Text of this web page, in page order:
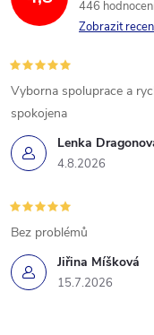
446
Zobrazit
Lenka
4.8.2026
Vyborna spoluprace a
spokojena
Jiřina Míšková
15.7.2026
Bez problémů